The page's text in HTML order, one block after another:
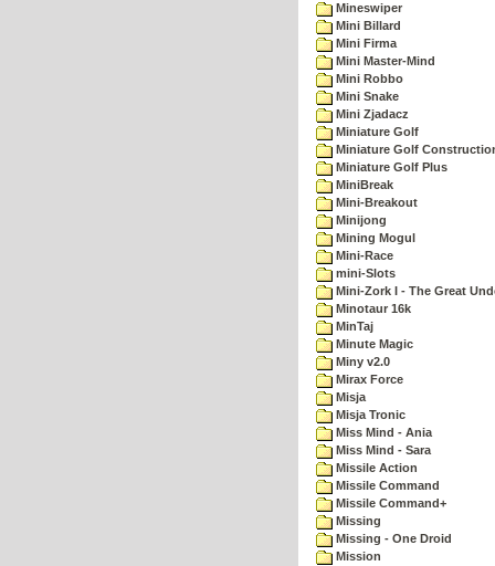
Mineswiper
Mini Billard
Mini Firma
Mini Master-Mind
Mini Robbo
Mini Snake
Mini Zjadacz
Miniature Golf
Miniature Golf
Miniature Golf Plus
MiniBreak
Mini-Breakout
Minijong
Mining Mogul
Mini-Race
mini-Slots
Mini-Zork I - The Great
Minotaur 16k
MinTaj
Minute Magic
Miny v2.0
Mirax Force
Misja
Misja Tronic
Miss Mind - Ania
Miss Mind - Sara
Missile Action
Missile Command
Missile Command+
Missing
Missing - One Droid
Mission